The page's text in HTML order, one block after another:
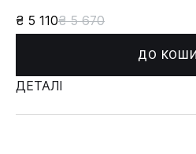
₴ 5 110₴ 5 670
ДО
ДЕТАЛІ